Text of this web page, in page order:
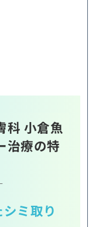
科 小倉魚
治療の特
ミ取り